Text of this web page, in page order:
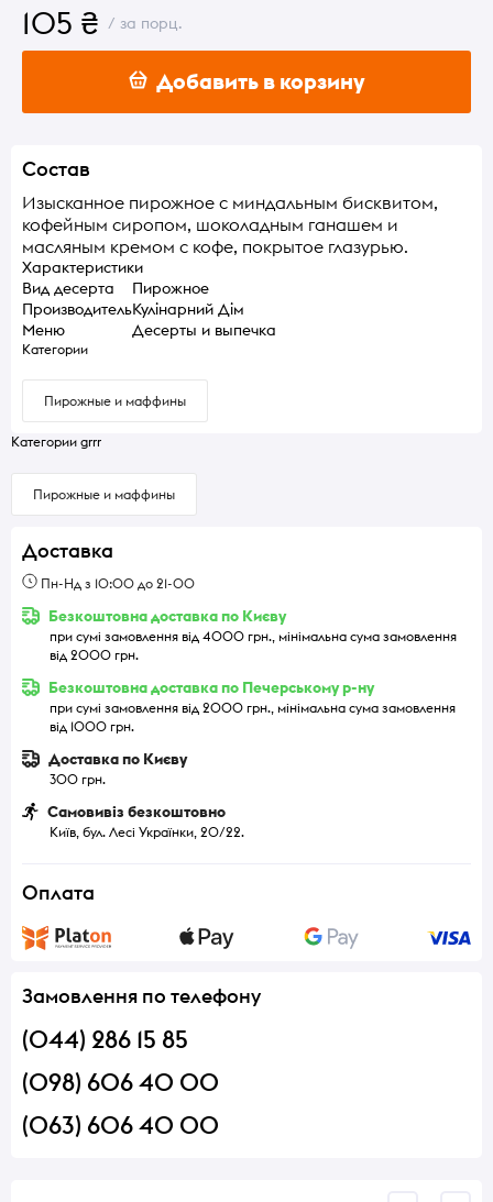
105 ₴ / за порц.
Добавить в корзину
Состав
Изысканное пирожное с миндальным бисквитом,
кофейным сиропом, шоколадным ганашем и
масляным кремом с кофе, покрытое глазурью.
Характеристики
Вид десерта
Пирожное
ПроизводительКулінарний Дім
Меню
Десерты и выпечка
Категории
Пирожные и маффины
Категории grrr
Пирожные и маффины
Доставка
Пн-Нд з 10:00 до 21-00
Безкоштовна доставка по Києву
при сумі замовлення від 4000 грн., мінімальна сума замовлення
від 2000 грн.
Безкоштовна доставка по Печерському р-ну
при сумі замовлення від 2000 грн., мінімальна сума замовлення
від 1000 грн.
Доставка по Києву
300 грн.
Самовивіз безкоштовно
Київ, бул. Лесі Українки, 20/22.
Оплата
Замовлення по телефону
(044) 286 15 85
(098) 606 40 00
(063) 606 40 00